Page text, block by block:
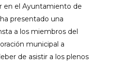
en el Ayuntamiento de
presentado una
a los miembros del
municipal a
de asistir a los plenos